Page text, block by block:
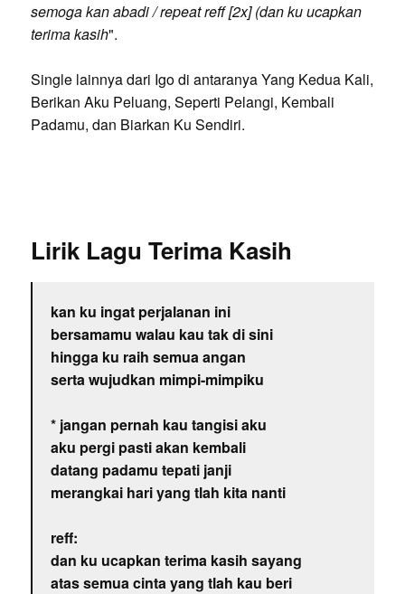
semoga kan abadi / repeat reff [2x] (dan ku ucapkan
terima kasih".
Single lainnya dari Igo di antaranya Yang Kedua Kali,
Berikan Aku Peluang, Seperti Pelangi, Kembali
Padamu, dan Biarkan Ku Sendiri.
Lirik Lagu Terima Kasih
kan ku ingat perjalanan ini
bersamamu walau kau tak di sini
hingga ku raih semua angan
serta wujudkan mimpi-mimpiku
* jangan pernah kau tangisi aku
aku pergi pasti akan kembali
datang padamu tepati janji
merangkai hari yang tlah kita nanti
reff:
dan ku ucapkan terima kasih sayang
atas semua cinta yang tlah kau beri